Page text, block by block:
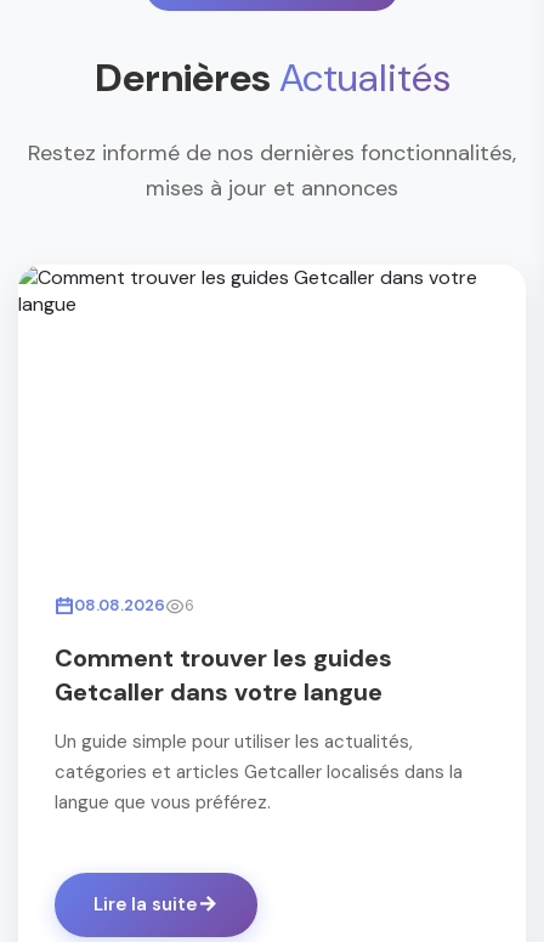
DernièresActualités
Restez informé de nos dernières fonctionnalités,
mises à jour et annonces
08.08.2026 6
Comment trouver les guides
Getcaller dans votre langue
Un guide simple pour utiliser les actualités,
catégories et articles Getcaller localisés dans la
langue que vous préférez.
Lire la suite